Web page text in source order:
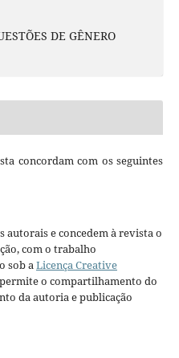
DE GÊNERO
concordam com os seguintes
e concedem à revista o
com o trabalho
sob aLicença Creative
o compartilhamento do
da autoria e publicação